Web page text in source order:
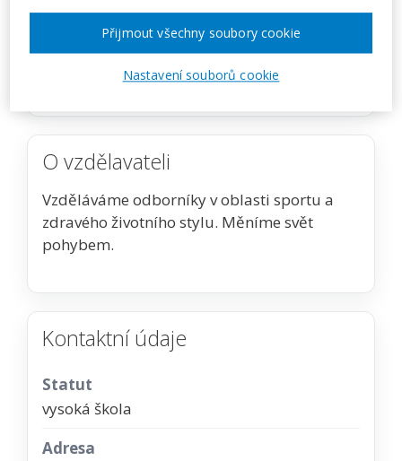
Web vzdělavatele
Zobrazit pořádané akce
O vzdělavateli
Vzděláváme odborníky v oblasti sportu a
zdravého životního stylu. Měníme svět
pohybem.
Kontaktní údaje
Statut
vysoká škola
Adresa
Nastavení souborů cookie
Přijmout všechny soubory cookie